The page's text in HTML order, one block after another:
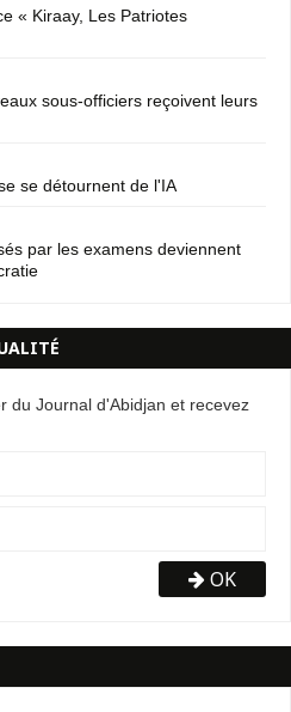
« Kiraay, Les Patriotes
sous-officiers reçoivent leurs
se détournent de l'IA
par les examens deviennent
du Journal d'Abidjan et recevez
OK